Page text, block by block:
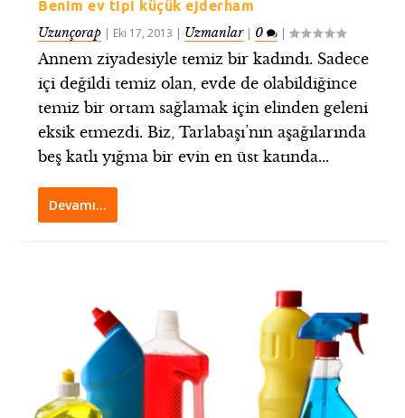
Benim ev tipi küçük ejderham
Uzunçorap | Eki 17, 2013 | Uzmanlar| 0 |
Annem ziyadesiyle temiz bir kadındı. Sadece
içi değildi temiz olan, evde de olabildiğince
temiz bir ortam sağlamak için elinden geleni
eksik etmezdi. Biz, Tarlabaşı’nın aşağılarında
beş katlı yığma bir evin en üst katında...
Devamı…